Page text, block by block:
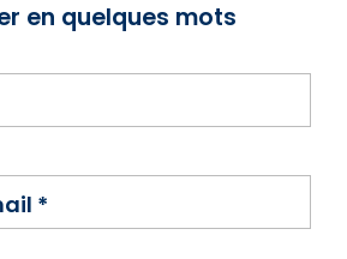
en quelques mots
*